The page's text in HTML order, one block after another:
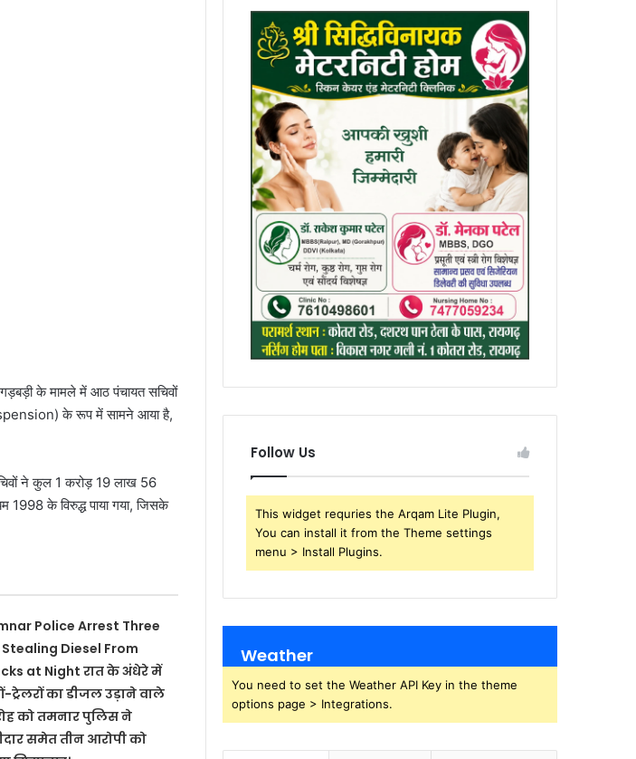
गड़बड़ी के मामले में आठ पंचायत सचिवों
के रूप में सामने आया है,
ने कुल 1 करोड़ 19 लाख 56
1998 के विरुद्ध पाया गया, जिसके
Police Arrest Three
Diesel From
at Night रात के अंधेरे में
ट्रेलरों का डीजल उड़ाने वाले
को तमनार पुलिस ने
समेत तीन आरोपी को
Follow Us
This widget requries the Arqam Lite Plugin,
You can install it from the Theme settings
menu > Install Plugins.
Weather
You need to set the Weather API Key in the theme
options page > Integrations.